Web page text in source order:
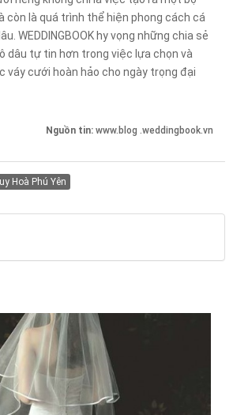
còn là quá trình thể hiện phong cách cá
WEDDINGBOOK hy vọng những chia sẻ
dâu tự tin hơn trong việc lựa chọn và
váy cưới hoàn hảo cho ngày trọng đại
Nguồn tin: www.blog .weddingbook.vn
Hoà Phú Yên